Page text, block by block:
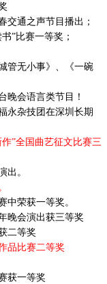
交通之声节目播出；
”比赛一等奖；
管无小事》、《一碗
晚会语言类节目！
永杂技团在深圳长期
”全国曲艺征文比赛三
出。
中荣获一等奖。
晚会演出获三等奖
二等奖
品比赛二等奖
获一等奖